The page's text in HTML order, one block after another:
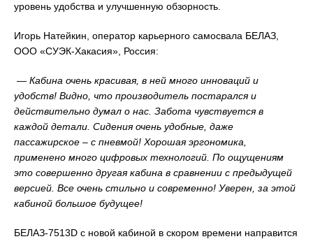
уровень удобства и улучшенную обзорность.
Игорь Натейкин, оператор карьерного самосвала БЕЛАЗ,
ООО «СУЭК-Хакасия», Россия:
— Кабина очень красивая, в ней много инноваций и
удобств! Видно, что производитель постарался и
действительно думал о нас. Забота чувствуется в
каждой детали. Сидения очень удобные, даже
пассажирское – с пневмой! Хорошая эргономика,
применено много цифровых технологий. По ощущениям
это совершенно другая кабина в сравнении с предыдущей
версией. Все очень стильно и современно! Уверен, за этой
кабиной большое будущее!
БЕЛАЗ-7513D с новой кабиной в скором времени направится